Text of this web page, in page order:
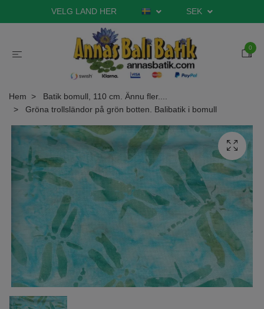
VELG LAND HER SEK
0
Hem
Batik bomull, 110 cm. Ännu fler....
Gröna trollsländor på grön botten. Balibatik i bomull